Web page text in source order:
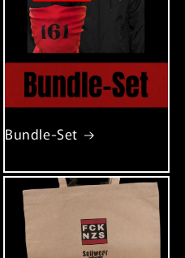
Bundle-Set